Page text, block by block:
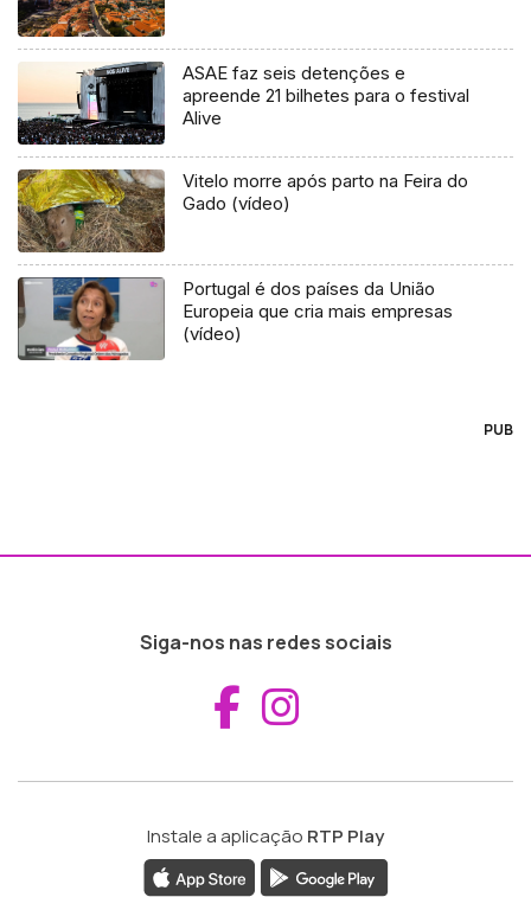
ASAE faz seis detenções e
apreende 21 bilhetes para o festival
Alive
Vitelo morre após parto na Feira do
Gado (vídeo)
Portugal é dos países da União
Europeia que cria mais empresas
(vídeo)
PUB
Siga-nos nas redes sociais
Aceder ao
Instale a aplicação RTP Play